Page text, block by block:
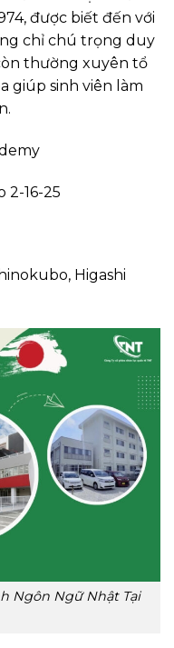
được biết đến với
chỉ chú trọng duy
thường xuyên tổ
giúp sinh viên làm
2-16-25
Higashi
Ngôn Ngữ Nhật Tại